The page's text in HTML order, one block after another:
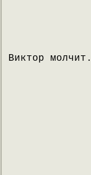
Виктор